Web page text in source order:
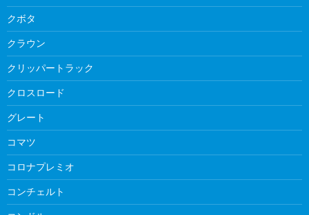
クボタ
クラウン
クリッパートラック
クロスロード
グレート
コマツ
コロナプレミオ
コンチェルト